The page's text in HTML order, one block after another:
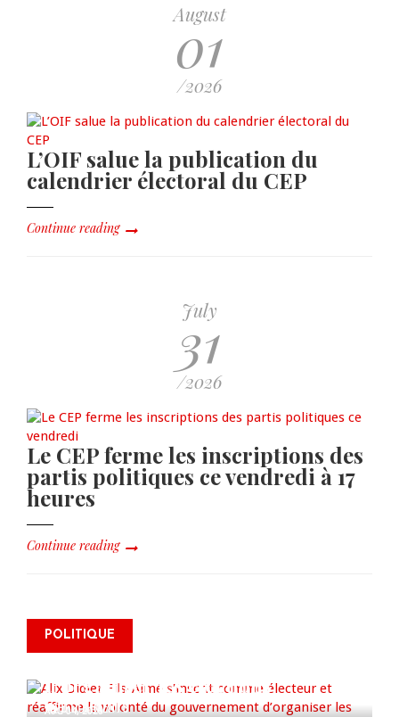
August
01
/2026
L’OIF salue la publication du
calendrier électoral du CEP
Continue reading
July
31
/2026
Le CEP ferme les inscriptions des
partis politiques ce vendredi à 17
heures
Continue reading
POLITIQUE
0 COMMENTS
Alix Didier Fils-Aimé s’inscrit
comme électeur et réaffirme la
d’organiser les élections
AUG 04, 2026